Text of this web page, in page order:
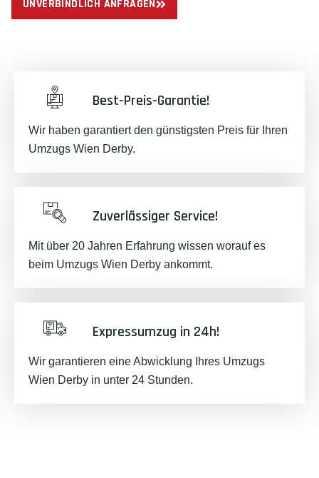
UNVERBINDLICH ANFRAGEN
Best-Preis-Garantie!
Wir haben garantiert den günstigsten Preis für Ihren
Umzugs Wien Derby.
Zuverlässiger Service!
Mit über 20 Jahren Erfahrung wissen worauf es
beim Umzugs Wien Derby ankommt.
Expressumzug in 24h!
Wir garantieren eine Abwicklung Ihres Umzugs
Wien Derby in unter 24 Stunden.